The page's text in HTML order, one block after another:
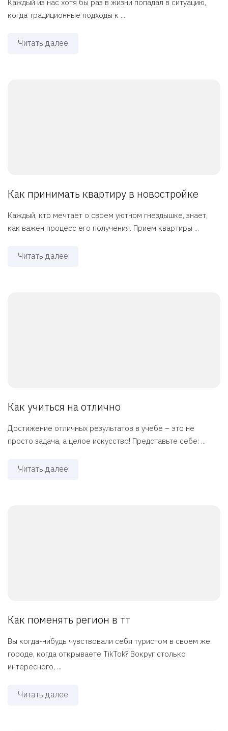
Каждый из нас хотя бы раз в жизни попадал в ситуацию,
когда традиционные подходы к ...
Читать далее
Как принимать квартиру в новостройке
Каждый, кто мечтает о своем уютном гнездышке, знает,
как важен процесс его получения. Прием квартиры ...
Читать далее
Как учиться на отлично
Достижение отличных результатов в учебе – это не
просто задача, а целое искусство! Представьте себе: ...
Читать далее
Как поменять регион в тт
Вы когда-нибудь чувствовали себя туристом в своем же
городе, когда открываете TikTok? Вокруг столько
интересного, ...
Читать далее